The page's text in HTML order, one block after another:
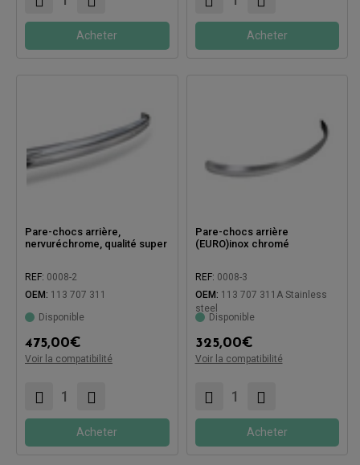
Acheter Acheter
Pare-chocs arrière,
nervuréchrome, qualité super
REF: 0008-2
OEM: 113 707 311
Disponible
475,00€
Voir la compatibilité
Acheter
Pare-chocs arrière
(EURO)inox chromé
REF: 0008-3
OEM: 113 707 311A Stainless
steel
Disponible
325,00€
Voir la compatibilité
Compatible avec:
Acheter